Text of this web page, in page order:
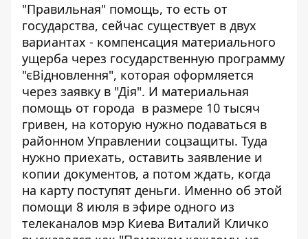
"Правильная" помощь, то есть от
государства, сейчас существует в двух
вариантах - компенсация материального
ущерба через государственную программу
"єВідновлення", которая оформляется
через заявку в "Дія". И материальная
помощь от города в размере 10 тысяч
гривен, на которую нужно подаваться в
районном Управлении соцзащиты. Туда
нужно приехать, оставить заявление и
копии документов, а потом ждать, когда
на карту поступят деньги. Именно об этой
помощи 8 июля в эфире одного из
телеканалов мэр Киева Виталий Кличко